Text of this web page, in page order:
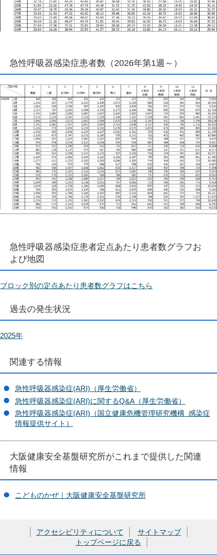
急性呼吸器感染症患者数（2026年第1週～）
急性呼吸器感染症患者定点あたり患者数グラフお
よび地図
ブロック別の定点あたり患者数グラフはこちら
過去の発生状況
2025年
関連する情報
急性呼吸器感染症(ARI)（厚生労働省）
急性呼吸器感染症(ARI)に関するQ&A（厚生労働省）
急性呼吸器感染症(ARI)（国立健康危機管理研究機構 感染症
情報提供サイト）
大阪健康安全基盤研究所がこれまで提供した関連
情報
こどものかぜ｜大阪健康安全基盤研究所
アクセシビリティについて
サイトマップ
トップページに戻る